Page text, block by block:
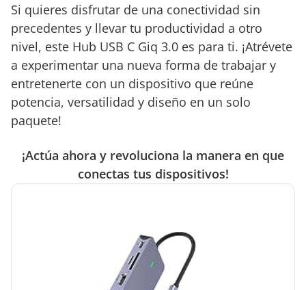
Si quieres disfrutar de una conectividad sin
precedentes y llevar tu productividad a otro
nivel, este Hub USB C Giq 3.0 es para ti. ¡Atrévete
a experimentar una nueva forma de trabajar y
entretenerte con un dispositivo que reúne
potencia, versatilidad y diseño en un solo
paquete!
¡Actúa ahora y revoluciona la manera en que
conectas tus dispositivos!